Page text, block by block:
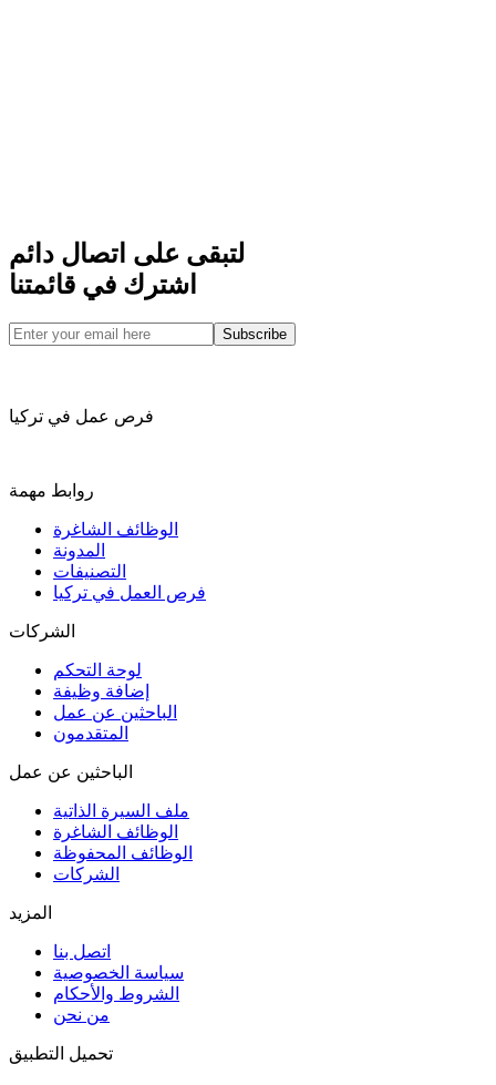
لتبقى على اتصال دائم
اشترك في قائمتنا
Subscribe
فرص عمل في تركيا
روابط مهمة
الوظائف الشاغرة
المدونة
التصنيفات
فرص العمل في تركيا
الشركات
لوحة التحكم
إضافة وظيفة
الباحثين عن عمل
المتقدمون
الباحثين عن عمل
ملف السيرة الذاتية
الوظائف الشاغرة
الوظائف المحفوظة
الشركات
المزيد
اتصل بنا
سياسة الخصوصية
الشروط والأحكام
من نحن
تحميل التطبيق